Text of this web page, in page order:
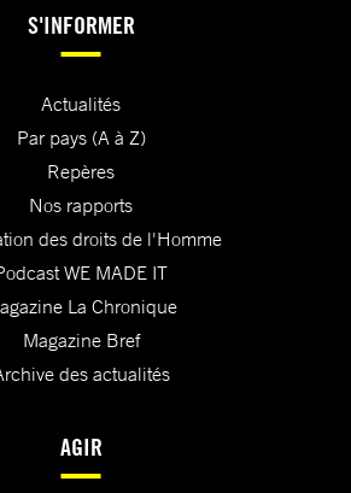
S'INFORMER
Actualités
Par pays (A à Z)
Repères
Nos rapports
des droits de l'Homme
WE MADE IT
La Chronique
Magazine Bref
des actualités
AGIR